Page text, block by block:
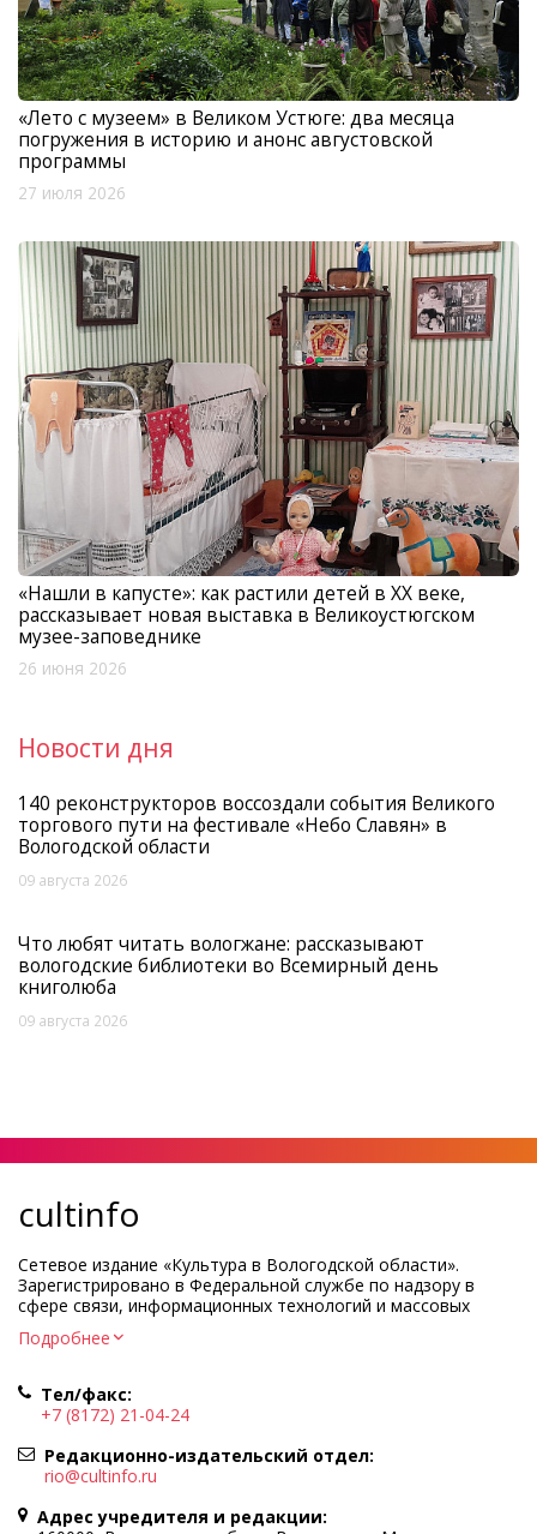
«Лето с музеем» в Великом Устюге: два месяца
погружения в историю и анонс августовской
программы
27 июля 2026
«Нашли в капусте»: как растили детей в XX веке,
рассказывает новая выставка в Великоустюгском
музее-заповеднике
26 июня 2026
Новости дня
140 реконструкторов воссоздали события Великого
торгового пути на фестивале «Небо Славян» в
Вологодской области
09 августа 2026
Что любят читать вологжане: рассказывают
вологодские библиотеки во Всемирный день
книголюба
09 августа 2026
cultinfo
Сетевое издание «Культура в Вологодской области».
Зарегистрировано в Федеральной службе по надзору в
сфере связи, информационных технологий и массовых
Регистрационный номер и дата принятия решения о
Учредитель КУ ВО «Информационно-аналитический центр
культуры»
Адрес учредителя и редакции: 160000, Вологодская обл., г.
Вологда, ул. Марии Ульяновой, д.10
Главный редактор — Легчанова Елена Григорьевна
Подробнее
Тел/факс:
+7 (8172) 21-04-24
Редакционно-издательский отдел:
rio@cultinfo.ru
Адрес учредителя и редакции: